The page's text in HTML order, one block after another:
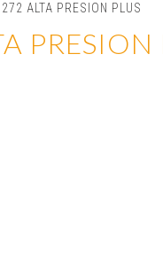
ALTA PRESION PLUS
PRESION